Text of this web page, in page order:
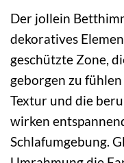
Der jollein
dekoratives
geschützte Zone,
geborgen zu
Textur und die
wirken
Schlafumgebung.